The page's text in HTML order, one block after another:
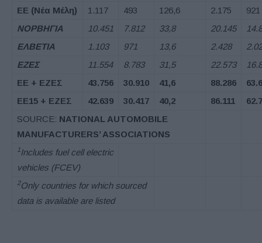
ΕΕ (Νέα Μέλη) 1.117 493 126,6 2.175
921
ΝΟΡΒΗΓΙΑ
10.451 7.812 33,8 20.145
ΕΛΒΕΤΙΑ
1.103 971 13,6 2.428
ΕΖΕΣ
11.554 8.783 31,5 22.573
ΕΕ + ΕΖΕΣ 43.756 30.910 41,6 88.286
ΕΕ15 + ΕΖΕΣ 42.639 30.417 40,2 86.111
SOURCE: NATIONAL AUTOMOBILE
MANUFACTURERS’ ASSOCIATIONS
1Includes fuel cell electric
vehicles (FCEV)
2Only countries for which sourced
data is available are listed